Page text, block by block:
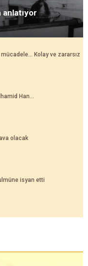
anlatıyor
Kolay ve zararsız
Han...
olacak
isyan etti